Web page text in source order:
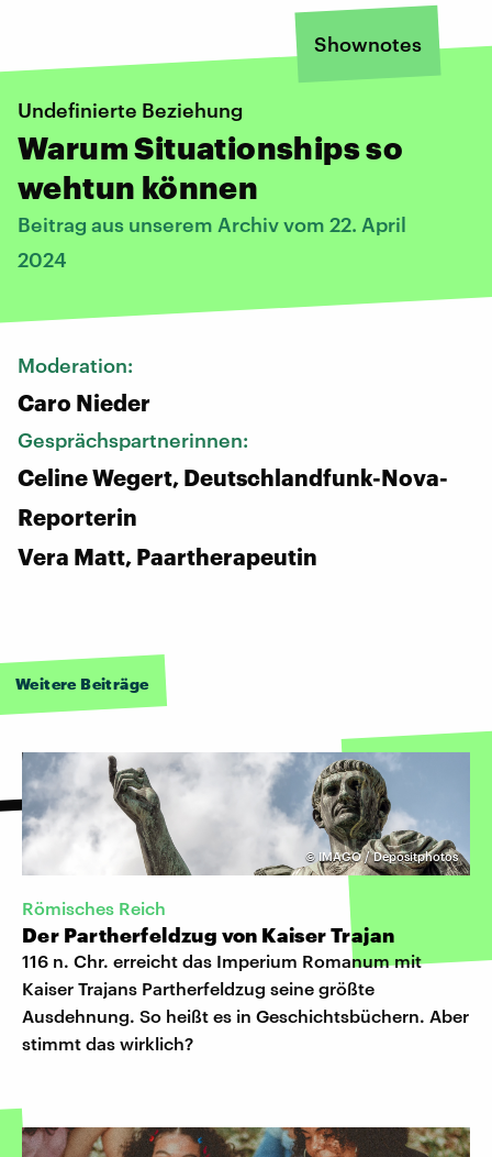
Shownotes
Undefinierte Beziehung
Warum Situationships so
wehtun können
Beitrag aus unserem Archiv vom 22. April
2024
Moderation:
Caro Nieder
Gesprächspartnerinnen:
Celine Wegert, Deutschlandfunk-Nova-
Reporterin
Vera Matt, Paartherapeutin
Weitere Beiträge
© IMAGO / Depositphotos
Römisches Reich
Der Partherfeldzug von Kaiser Trajan
116 n. Chr. erreicht das Imperium Romanum mit
Kaiser Trajans Partherfeldzug seine größte
Ausdehnung. So heißt es in Geschichtsbüchern. Aber
stimmt das wirklich?